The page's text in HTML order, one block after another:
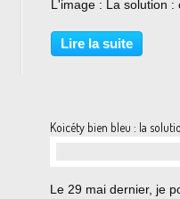
L'image : La solution :
poche ventrale d'une
Sylvie qui a tout de
Lire la suite
Koicéty bien bleu : la
Le 29 mai dernier, je